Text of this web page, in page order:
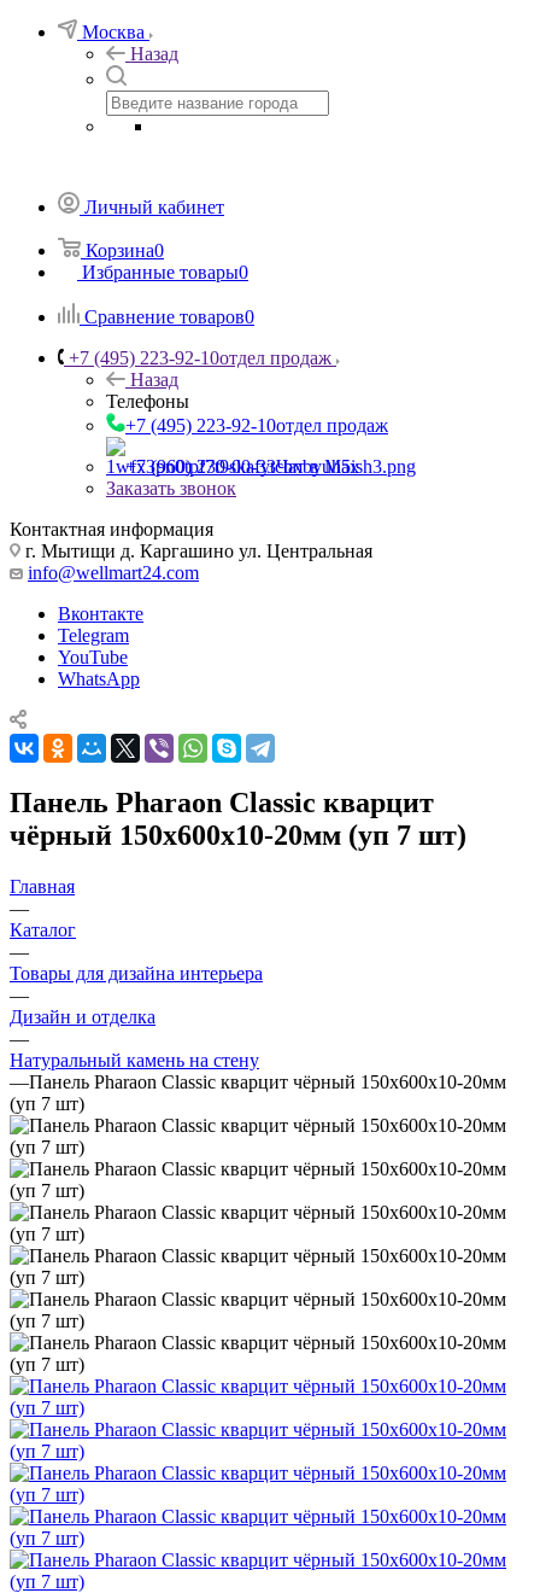
Москва
Назад
Личный кабинет
Корзина0
Избранные товары0
Сравнение товаров0
+7 (495) 223-92-10отдел продаж
Назад
Телефоны
+7 (495) 223-92-10отдел продаж
+7 (960) 230-00-33Чат в Max
Заказать звонок
Контактная информация
г. Мытищи д. Каргашино ул. Центральная
info@wellmart24.com
Вконтакте
Telegram
YouTube
WhatsApp
Панель Pharaon Classic кварцит
чёрный 150х600х10-20мм (уп 7 шт)
Главная
—
Каталог
—
Товары для дизайна интерьера
—
Дизайн и отделка
—
Натуральный камень на стену
—Панель Pharaon Classic кварцит чёрный 150х600х10-20мм
(уп 7 шт)